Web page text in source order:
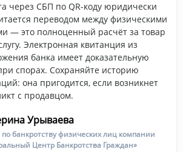
через СБП по QR-коду юридически
переводом между физическими
— это полноценный расчёт за товар
Электронная квитанция из
банка имеет доказательную
спорах. Сохраняйте историю
она пригодится, если возникнет
с продавцом.
Урываева
банкротству физических лиц компании
Центр Банкротства Граждан»